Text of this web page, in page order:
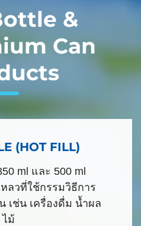
&
Can
(HOT FILL)
ml และ 500 ml
ลวที่ใช้กรรมวิธีการ
เช่น เครื่องดื่ม น้ำผล
ไม้